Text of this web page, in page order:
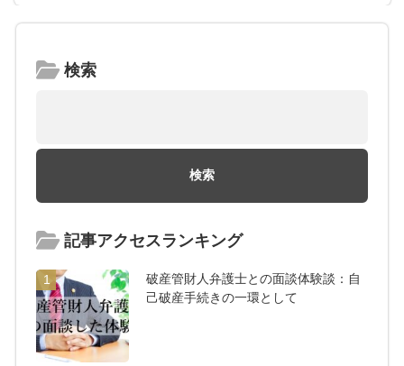
検索
記事アクセスランキング
1
破産管財人弁護士との面談体験談：自
己破産手続きの一環として